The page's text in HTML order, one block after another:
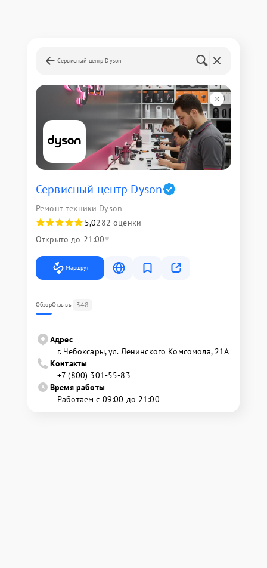
Сервисный центр Dyson
Сервисный центр Dyson
Ремонт техники Dyson
5,0282 оценки
Открыто до 21:00
Маршрут
ОбзорОтзывы 348
Адрес
г. Чебоксары, ул. Ленинского Комсомола, 21А
Контакты
+7 (800) 301-55-83
Время работы
Работаем с 09:00 до 21:00